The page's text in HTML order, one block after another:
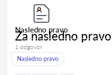
Nasledno pravo
Za nasledno pravo
1 odgovor
Nasledno pravo